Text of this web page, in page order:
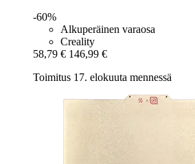
-60%
Alkuperäinen varaosa
Creality
58,79 € 146,99 €
Toimitus 17. elokuuta mennessä